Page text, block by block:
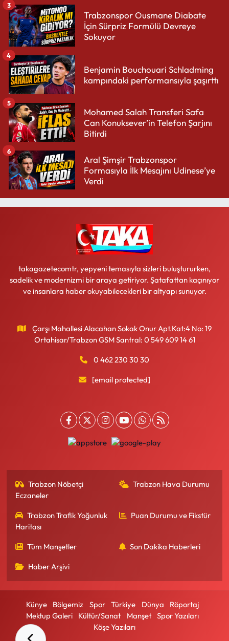
Trabzonspor Ousmane Diabate
İçin Sürpriz Formülü Devreye
Sokuyor
3
Benjamin Bouchouari Schladming
kampındaki performansıyla şaşırttı
4
Mohamed Salah Transferi Safa
Can Konuksever’in Telefon Şarjını
Bitirdi
5
Aral Şimşir Trabzonspor
Formasıyla İlk Mesajını Udinese’ye
Verdi
6
takagazetecomtr, yepyeni temasıyla sizleri buluştururken,
sadelik ve modernizmi bir araya getiriyor. Şatafattan kaçınıyor
ve insanlara haber okuyabilecekleri bir altyapı sunuyor.
Çarşı Mahallesi Alacahan Sokak Onur Apt.Kat:4 No: 19
Ortahisar/Trabzon GSM Santral: 0 549 609 14 61
0 462 230 30 30
[email protected]
Trabzon Nöbetçi
Eczaneler
Trabzon Hava Durumu
Trabzon Trafik Yoğunluk
Haritası
Puan Durumu ve Fikstür
Tüm Manşetler Son Dakika Haberleri
Haber Arşivi
Künye Bölgemiz Spor Türkiye Dünya
Röportaj
Mektup Galeri
Kültür/Sanat Manşet
Spor Yazıları
Köşe Yazıları